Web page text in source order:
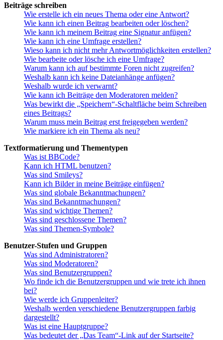
Beiträge schreiben
Wie erstelle ich ein neues Thema oder eine Antwort?
Wie kann ich einen Beitrag bearbeiten oder löschen?
Wie kann ich meinem Beitrag eine Signatur anfügen?
Wie kann ich eine Umfrage erstellen?
Wieso kann ich nicht mehr Antwortmöglichkeiten erstellen?
Wie bearbeite oder lösche ich eine Umfrage?
Warum kann ich auf bestimmte Foren nicht zugreifen?
Weshalb kann ich keine Dateianhänge anfügen?
Weshalb wurde ich verwarnt?
Wie kann ich Beiträge den Moderatoren melden?
Was bewirkt die „Speichern“-Schaltfläche beim Schreiben
eines Beitrags?
Warum muss mein Beitrag erst freigegeben werden?
Wie markiere ich ein Thema als neu?
Textformatierung und Thementypen
Was ist BBCode?
Kann ich HTML benutzen?
Was sind Smileys?
Kann ich Bilder in meine Beiträge einfügen?
Was sind globale Bekanntmachungen?
Was sind Bekanntmachungen?
Was sind wichtige Themen?
Was sind geschlossene Themen?
Was sind Themen-Symbole?
Benutzer-Stufen und Gruppen
Was sind Administratoren?
Was sind Moderatoren?
Was sind Benutzergruppen?
Wo finde ich die Benutzergruppen und wie trete ich ihnen
bei?
Wie werde ich Gruppenleiter?
Weshalb werden verschiedene Benutzergruppen farbig
dargestellt?
Was ist eine Hauptgruppe?
Was bedeutet der „Das Team“-Link auf der Startseite?